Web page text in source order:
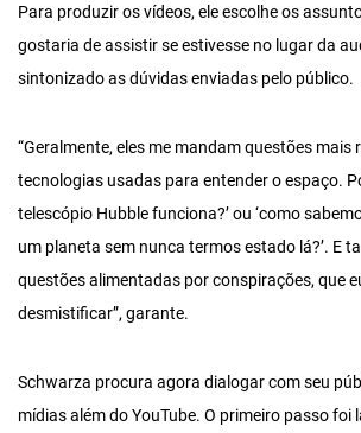
Para produzir os vídeos, ele escolhe os
gostaria de assistir se estivesse no lugar da
sintonizado as dúvidas enviadas pelo público.
“Geralmente, eles me mandam questões mais
tecnologias usadas para entender o espaço.
telescópio Hubble funciona?’ ou ‘como
um planeta sem nunca termos estado lá?’. E
questões alimentadas por conspirações, que
desmistificar”, garante.
Schwarza procura agora dialogar com seu
mídias além do YouTube. O primeiro passo foi